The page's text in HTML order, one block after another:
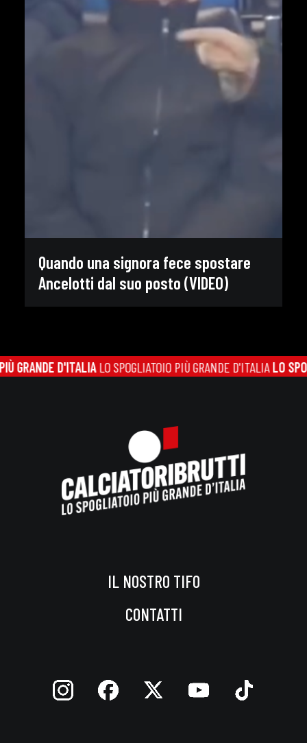
Quando una signora fece spostare
Ancelotti dal suo posto (VIDEO)
GRANDE D'ITALIALO SPOGLIATOIO PIÙ GRANDE D'ITALIALO
IL NOSTRO TIFO
CONTATTI